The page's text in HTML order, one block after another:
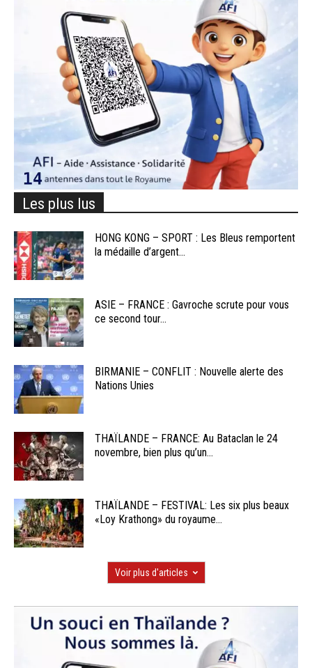
Les plus lus
HONG KONG – SPORT : Les Bleus remportent
la médaille d’argent...
ASIE – FRANCE : Gavroche scrute pour vous
ce second tour...
BIRMANIE – CONFLIT : Nouvelle alerte des
Nations Unies
THAÏLANDE – FRANCE: Au Bataclan le 24
novembre, bien plus qu’un...
THAÏLANDE – FESTIVAL: Les six plus beaux
«Loy Krathong» du royaume...
Voir plus d'articles